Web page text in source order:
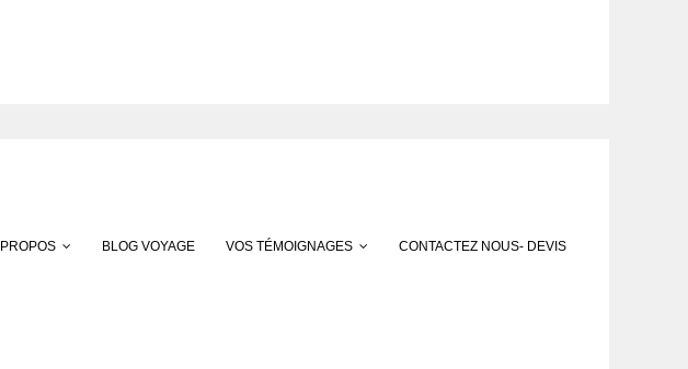
BLOG VOYAGE VOS TÉMOIGNAGES CONTACTEZ NOUS- DEVIS